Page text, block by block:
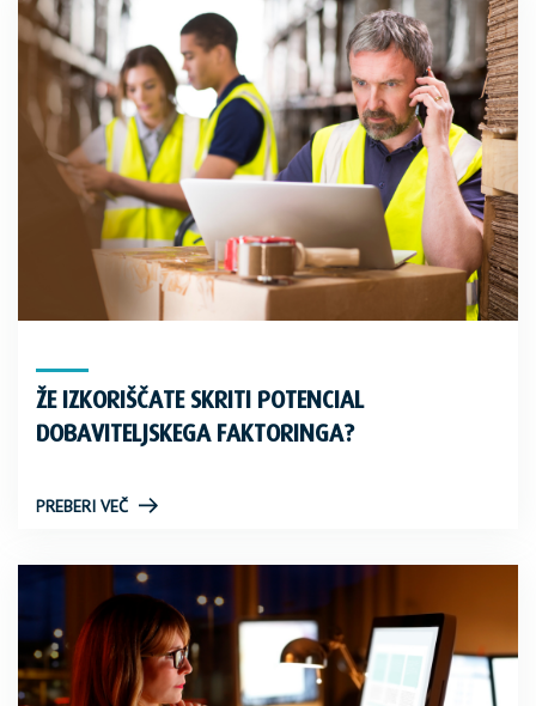
ŽE IZKORIŠČATE SKRITI POTENCIAL
DOBAVITELJSKEGA FAKTORINGA?
PREBERI VEČ